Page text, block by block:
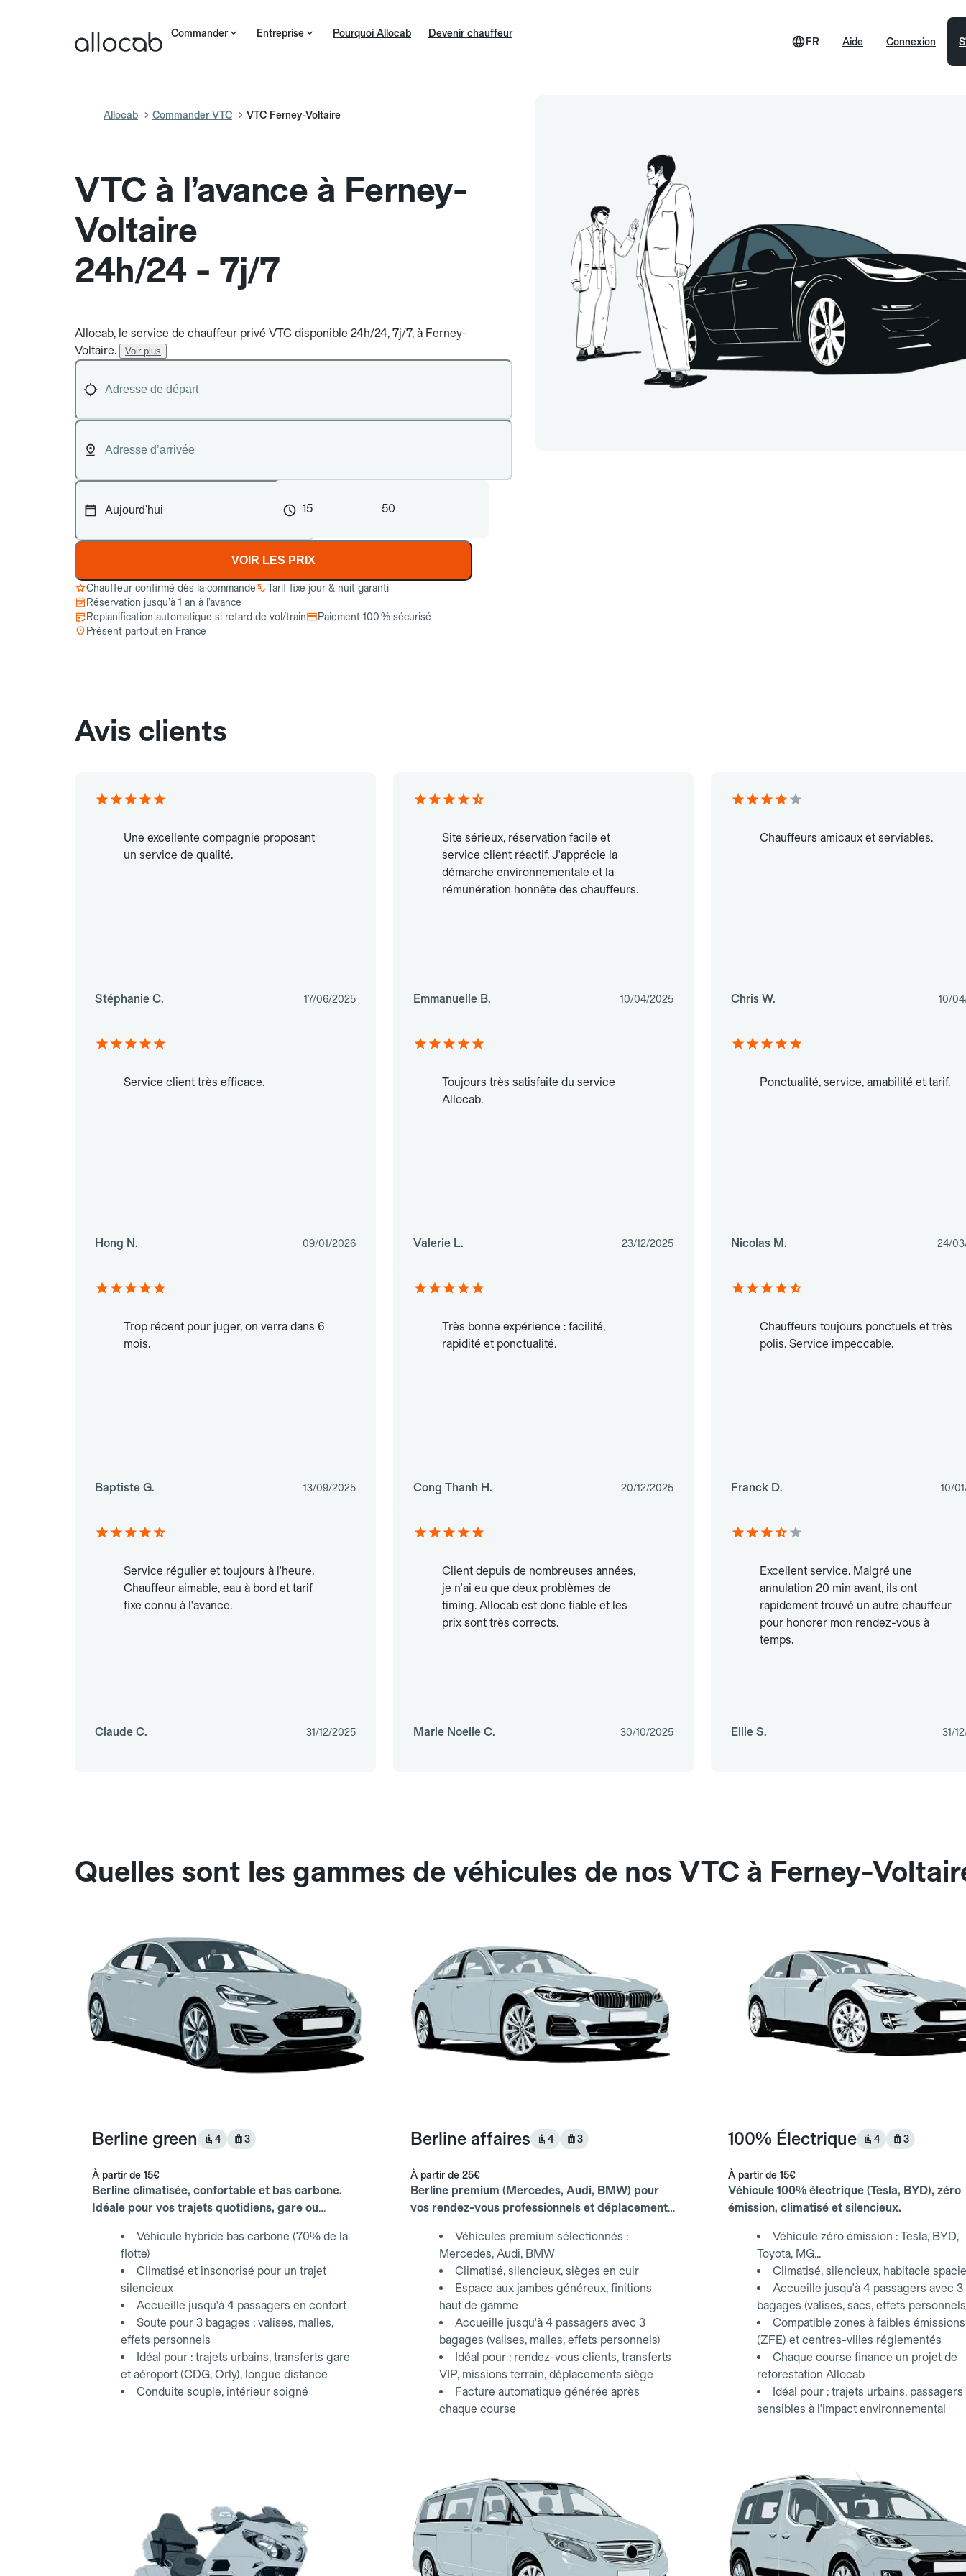
Commander Entreprise Pourquoi Allocab Devenir chauffeur
Aide
FR Connexion
Allocab Commander VTC VTC Ferney-Voltaire
VTC à l’avance à Ferney-
Voltaire
24h/24 - 7j/7
Allocab, le service de chauffeur privé VTC disponible 24h/24, 7j/7, à Ferney-
Voltaire.
Voir plus
15 50
VOIR LES PRIX
Chauffeur confirmé dès la commande
Tarif fixe jour & nuit garanti
Réservation jusqu’à 1 an à l’avance
Replanification automatique si retard de vol/train
Paiement 100 % sécurisé
Présent partout en France
Avis clients
Une excellente compagnie proposant
un service de qualité.
Stéphanie C. 17/06/2025
Site sérieux, réservation facile et
service client réactif. J'apprécie la
démarche environnementale et la
rémunération honnête des chauffeurs.
Emmanuelle B. 10/04/2025
Chauffeurs amicaux et serviables.
Chris W. 10/
Service client très efficace.
Hong N. 09/01/2026
Toujours très satisfaite du service
Allocab.
Valerie L. 23/12/2025
Ponctualité, service, amabilité et tarif.
Nicolas M. 24/
Trop récent pour juger, on verra dans 6
mois.
Baptiste G. 13/09/2025
Très bonne expérience : facilité,
rapidité et ponctualité.
Cong Thanh H. 20/12/2025
Chauffeurs toujours ponctuels et très
polis. Service impeccable.
Franck D. 10/
Service régulier et toujours à l'heure.
Chauffeur aimable, eau à bord et tarif
fixe connu à l'avance.
Claude C. 31/12/2025
Client depuis de nombreuses années,
je n'ai eu que deux problèmes de
timing. Allocab est donc fiable et les
prix sont très corrects.
Marie Noelle C. 30/10/2025
Excellent service. Malgré une
annulation 20 min avant, ils ont
rapidement trouvé un autre chauffeur
pour honorer mon rendez-vous à
temps.
Ellie S. 31/
Quelles sont les gammes de véhicules de nos VTC à Ferney-
Berline green 4 3
À partir de 15€
Berline climatisée, confortable et bas carbone.
Idéale pour vos trajets quotidiens, gare ou
Véhicule hybride bas carbone (70% de la
flotte)
Climatisé et insonorisé pour un trajet
silencieux
Accueille jusqu'à 4 passagers en confort
Soute pour 3 bagages : valises, malles,
effets personnels
Idéal pour : trajets urbains, transferts gare
et aéroport (CDG, Orly), longue distance
Conduite souple, intérieur soigné
Berline affaires 4 3
À partir de 25€
Berline premium (Mercedes, Audi, BMW) pour
vos rendez-vous professionnels et déplacements
Véhicules premium sélectionnés :
Mercedes, Audi, BMW
Climatisé, silencieux, sièges en cuir
Espace aux jambes généreux, finitions
haut de gamme
Accueille jusqu'à 4 passagers avec 3
bagages (valises, malles, effets personnels)
Idéal pour : rendez-vous clients, transferts
VIP, missions terrain, déplacements siège
Facture automatique générée après
chaque course
100% Électrique 4 3
À partir de 15€
Véhicule 100% électrique (Tesla, BYD), zéro
émission, climatisé et silencieux.
Véhicule zéro émission : Tesla, BYD,
Toyota, MG...
Climatisé, silencieux, habitacle
Accueille jusqu'à 4 passagers avec 3
bagages (valises, sacs, effets
Compatible zones à faibles émissions
(ZFE) et centres-villes réglementés
Chaque course finance un projet de
reforestation Allocab
Idéal pour : trajets urbains, passagers
sensibles à l'impact environnemental